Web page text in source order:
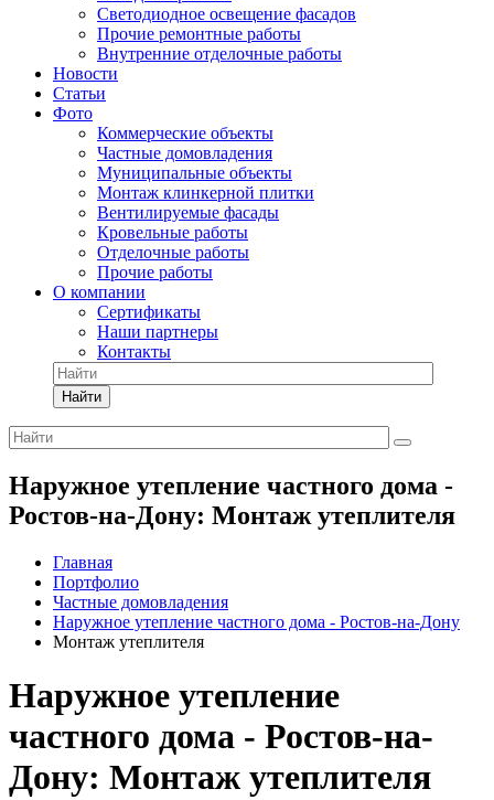
Светодиодное освещение фасадов
Прочие ремонтные работы
Внутренние отделочные работы
Новости
Статьи
Фото
Коммерческие объекты
Частные домовладения
Муниципальные объекты
Монтаж клинкерной плитки
Вентилируемые фасады
Кровельные работы
Отделочные работы
Прочие работы
О компании
Сертификаты
Наши партнеры
Контакты
Найти
Наружное утепление частного дома -
Ростов-на-Дону: Монтаж утеплителя
Главная
Портфолио
Частные домовладения
Наружное утепление частного дома - Ростов-на-Дону
Монтаж утеплителя
Наружное утепление
частного дома - Ростов-на-
Дону: Монтаж утеплителя